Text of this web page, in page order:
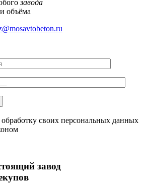
завода
объёма
своих персональных данных
завод